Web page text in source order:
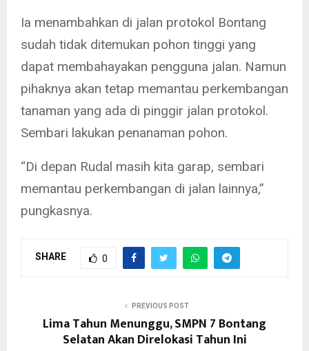
Ia menambahkan di jalan protokol Bontang
sudah tidak ditemukan pohon tinggi yang
dapat membahayakan pengguna jalan. Namun
pihaknya akan tetap memantau perkembangan
tanaman yang ada di pinggir jalan protokol.
Sembari lakukan penanaman pohon.
“Di depan Rudal masih kita garap, sembari
memantau perkembangan di jalan lainnya,”
pungkasnya.
SHARE 0
PREVIOUS POST
Lima Tahun Menunggu, SMPN 7 Bontang
Selatan Akan Direlokasi Tahun Ini